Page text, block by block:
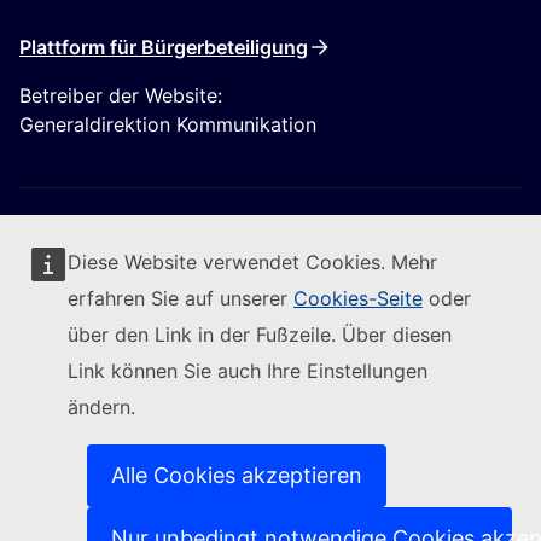
Diese Website verwendet Cookies. Mehr
erfahren Sie auf unserer Cookies-Seite oder
über den Link in der Fußzeile. Über diesen
Link können Sie auch Ihre Einstellungen
ändern.
Alle Cookies akzeptieren
Plattform für Bürgerbeteiligung
Betreiber der Website:
Generaldirektion Kommunikation
Folgen Sie der Europäischen Kommission
Kontakt(Externer Link)
IT-Sicherheitslücke melden
Sprachen auf unseren Websites(Externer Link)
(Externer Link)
Schutz der Privatsphäre
Rechtlicher Hinweis
(Externer Link)